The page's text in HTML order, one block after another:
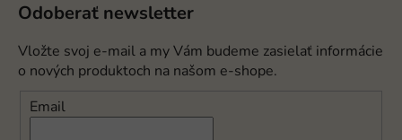
Odoberať newsletter
Vložte svoj e-mail a my Vám budeme zasielať informácie
o nových produktoch na našom e-shope.
Email